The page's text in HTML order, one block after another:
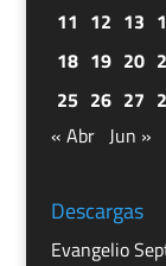
11 12 13
18 19 20
25 26 27
« Abr Jun »
Descargas
Evangelio